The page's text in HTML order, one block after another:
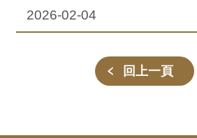
2026-02-04
回上一頁